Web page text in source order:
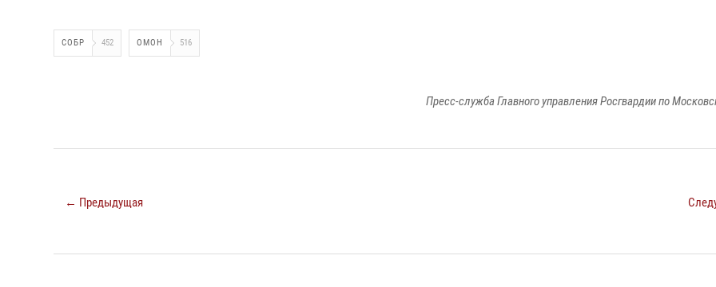
СОБР 452 ОМОН 516
Пресс-служба Главного управления Росгвардии по
← Предыдущая